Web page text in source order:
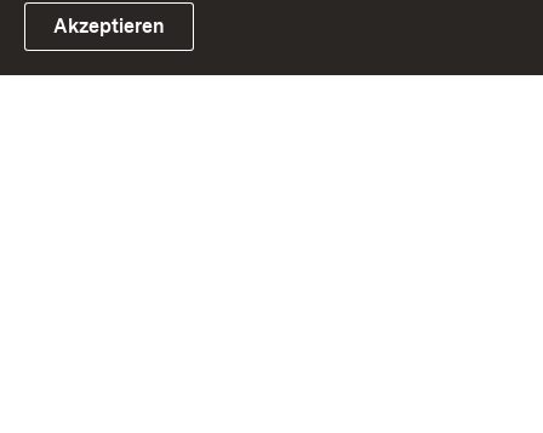
Link zum Landesportal
Akzeptieren